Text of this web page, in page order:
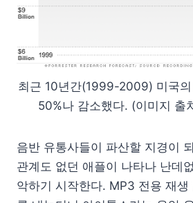
최근 10년간(1999-2009) 미국
50%나 감소했다. (이미지 출
음반 유통사들이 파산할 지경이
관계도 없던 애플이 나타나 난데
악하기 시작한다. MP3 전용 재생